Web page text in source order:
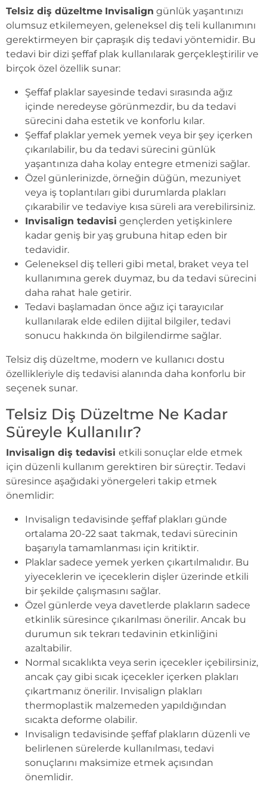
Telsiz diş düzeltme Invisalign günlük yaşantınızı
olumsuz etkilemeyen, geleneksel diş teli kullanımını
gerektirmeyen bir çapraşık diş tedavi yöntemidir. Bu
tedavi bir dizi şeffaf plak kullanılarak gerçekleştirilir ve
birçok özel özellik sunar:
Şeffaf plaklar sayesinde tedavi sırasında ağız
içinde neredeyse görünmezdir, bu da tedavi
sürecini daha estetik ve konforlu kılar.
Şeffaf plaklar yemek yemek veya bir şey içerken
çıkarılabilir, bu da tedavi sürecini günlük
yaşantınıza daha kolay entegre etmenizi sağlar.
Özel günlerinizde, örneğin düğün, mezuniyet
veya iş toplantıları gibi durumlarda plakları
çıkarabilir ve tedaviye kısa süreli ara verebilirsiniz.
Invisalign tedavisi gençlerden yetişkinlere
kadar geniş bir yaş grubuna hitap eden bir
tedavidir.
Geleneksel diş telleri gibi metal, braket veya tel
kullanımına gerek duymaz, bu da tedavi sürecini
daha rahat hale getirir.
Tedavi başlamadan önce ağız içi tarayıcılar
kullanılarak elde edilen dijital bilgiler, tedavi
sonucu hakkında ön bilgilendirme sağlar.
Telsiz diş düzeltme, modern ve kullanıcı dostu
özellikleriyle diş tedavisi alanında daha konforlu bir
seçenek sunar.
Telsiz Diş Düzeltme Ne Kadar
Süreyle Kullanılır?
Invisalign diş tedavisi etkili sonuçlar elde etmek
için düzenli kullanım gerektiren bir süreçtir. Tedavi
süresince aşağıdaki yönergeleri takip etmek
önemlidir:
Invisalign tedavisinde şeffaf plakları günde
ortalama 20-22 saat takmak, tedavi sürecinin
başarıyla tamamlanması için kritiktir.
Plaklar sadece yemek yerken çıkartılmalıdır. Bu
yiyeceklerin ve içeceklerin dişler üzerinde etkili
bir şekilde çalışmasını sağlar.
Özel günlerde veya davetlerde plakların sadece
etkinlik süresince çıkarılması önerilir. Ancak bu
durumun sık tekrarı tedavinin etkinliğini
azaltabilir.
Normal sıcaklıkta veya serin içecekler içebilirsiniz,
ancak çay gibi sıcak içecekler içerken plakları
çıkartmanız önerilir. Invisalign plakları
thermoplastik malzemeden yapıldığından
sıcakta deforme olabilir.
Invisalign tedavisinde şeffaf plakların düzenli ve
belirlenen sürelerde kullanılması, tedavi
sonuçlarını maksimize etmek açısından
önemlidir.